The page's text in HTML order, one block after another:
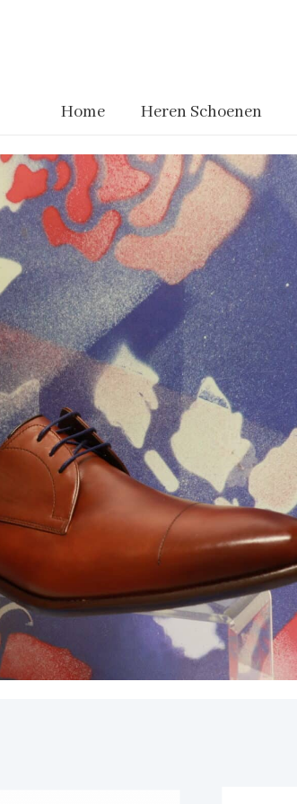
Home Heren Schoenen